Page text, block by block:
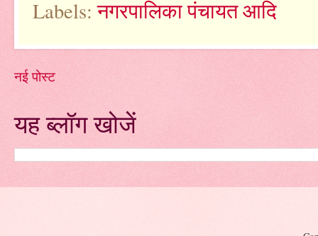
Labels:नगरपालिका पंचायत आदि
नई पोस्ट
यह ब्लॉग खोजें